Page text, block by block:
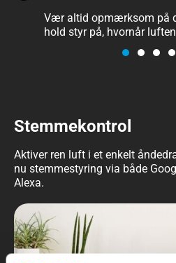
Vær altid opmærksom på
hold styr på, hvornår
Stemmekontrol
Aktiver ren luft i et enkelt
nu stemmestyring via både
Alexa.